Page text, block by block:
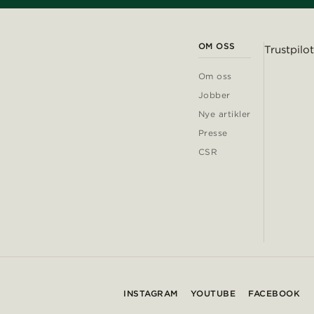
OM OSS
Om oss
Jobber
Nye artikler
Presse
CSR
Trustpilot
INSTAGRAM YOUTUBE FACEBOOK